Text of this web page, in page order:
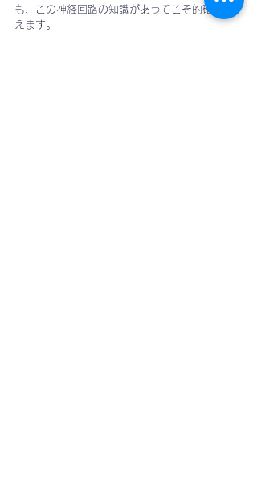
も、この神経回路の知識があってこそ的確に行
えます。